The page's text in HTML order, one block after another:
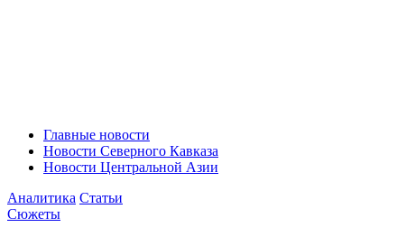
Главные новости
Новости Северного Кавказа
Новости Центральной Азии
Аналитика Статьи
Сюжеты